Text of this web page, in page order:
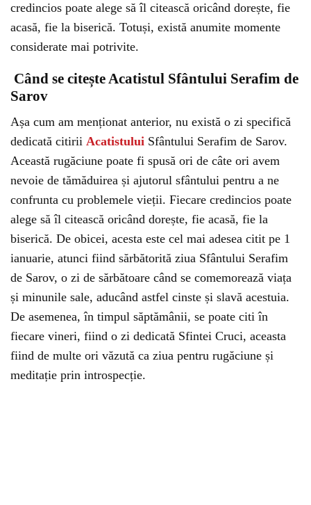
credincios poate alege să îl citească oricând dorește, fie
acasă, fie la biserică. Totuși, există anumite momente
considerate mai potrivite.
Când se citește Acatistul Sfântului Serafim de
Sarov
Așa cum am menționat anterior, nu există o zi specifică
dedicată citirii Acatistului Sfântului Serafim de Sarov.
Această rugăciune poate fi spusă ori de câte ori avem
nevoie de tămăduirea și ajutorul sfântului pentru a ne
confrunta cu problemele vieții. Fiecare credincios poate
alege să îl citească oricând dorește, fie acasă, fie la
biserică. De obicei, acesta este cel mai adesea citit pe 1
ianuarie, atunci fiind sărbătorită ziua Sfântului Serafim
de Sarov, o zi de sărbătoare când se comemorează viața
și minunile sale, aducând astfel cinste și slavă acestuia.
De asemenea, în timpul săptămânii, se poate citi în
fiecare vineri, fiind o zi dedicată Sfintei Cruci, aceasta
fiind de multe ori văzută ca ziua pentru rugăciune și
meditație prin introspecție.